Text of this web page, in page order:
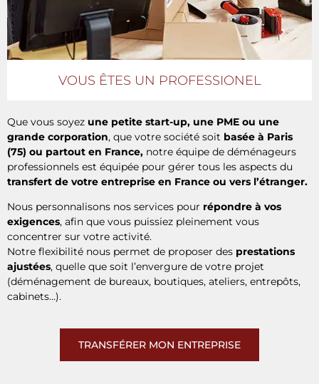
VOUS ÊTES UN PROFESSIONEL
Que vous soyez une petite start-up, une PME ou une
grande corporation, que votre société soit basée à Paris
(75) ou partout en France, notre équipe de déménageurs
professionnels est équipée pour gérer tous les aspects du
transfert de votre entreprise en France ou vers l’étranger.
Nous personnalisons nos services pour répondre à vos
exigences, afin que vous puissiez pleinement vous
concentrer sur votre activité.
Notre flexibilité nous permet de proposer des prestations
ajustées, quelle que soit l’envergure de votre projet
(déménagement de bureaux, boutiques, ateliers, entrepôts,
cabinets…).
TRANSFÉRER MON ENTREPRISE